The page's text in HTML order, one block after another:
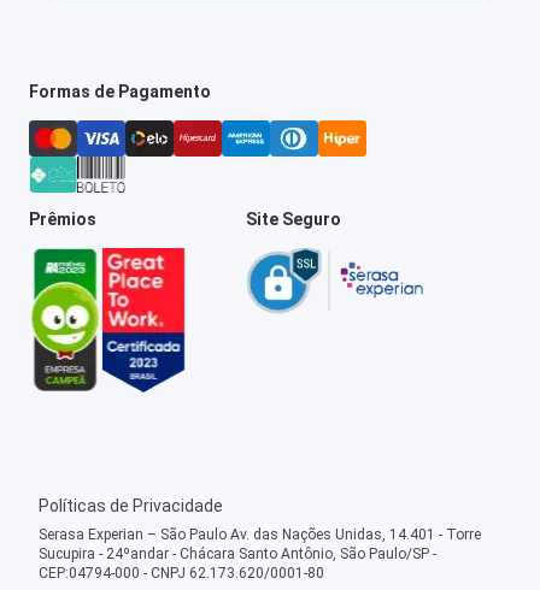
Formas de Pagamento
Prêmios Site Seguro
Políticas de Privacidade
Serasa Experian – São Paulo Av. das Nações Unidas, 14.401 - Torre
Sucupira - 24ºandar - Chácara Santo Antônio, São Paulo/SP -
CEP:04794-000 - CNPJ 62.173.620/0001-80